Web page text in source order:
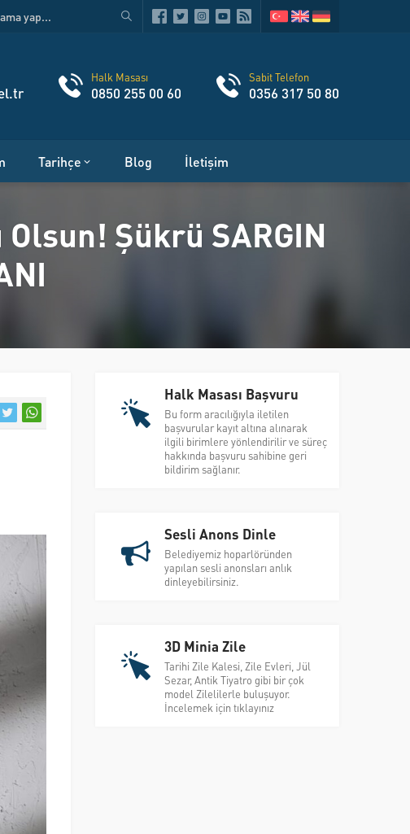
Halk Masası
0850 255 00 60
Sabit Telefon
0356 317 50 80
Tarihçe Blog İletişim
Şükrü SARGIN
Halk Masası Başvuru
Bu form aracılığıyla iletilen
başvurular kayıt altına alınarak
ilgili birimlere yönlendirilir ve süreç
hakkında başvuru sahibine geri
bildirim sağlanır.
Sesli Anons Dinle
Belediyemiz hoparlöründen
yapılan sesli anonsları anlık
dinleyebilirsiniz.
3D Minia Zile
Tarihi Zile Kalesi, Zile Evleri, Jül
Sezar, Antik Tiyatro gibi bir çok
model Zilelilerle buluşuyor.
İncelemek için tıklayınız